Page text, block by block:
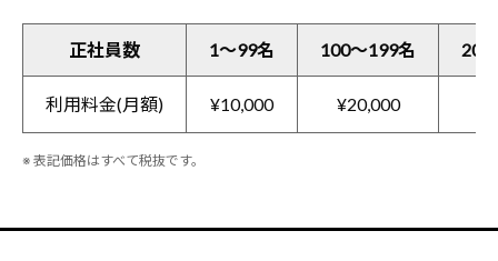
正社員数 1～99名 100～199名 200
利用料金(月額) ¥10,000 ¥20,000
※ 表記価格はすべて税抜です。